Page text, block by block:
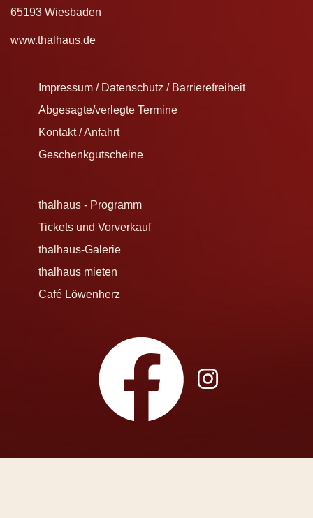
65193 Wiesbaden
www.thalhaus.de
Impressum / Datenschutz / Barrierefreiheit
Abgesagte/verlegte Termine
Kontakt / Anfahrt
Geschenkgutscheine
thalhaus - Programm
Tickets und Vorverkauf
thalhaus-Galerie
thalhaus mieten
Café Löwenherz